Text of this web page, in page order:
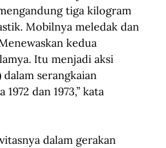
tiga kilogram
Mobilnya meledak dan
kedua
Itu menjadi aksi
serangkaian
dan 1973,” kata
dalam gerakan